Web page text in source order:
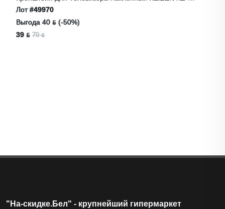
"На-скидке.Бел" - крупнейший гипермаркет